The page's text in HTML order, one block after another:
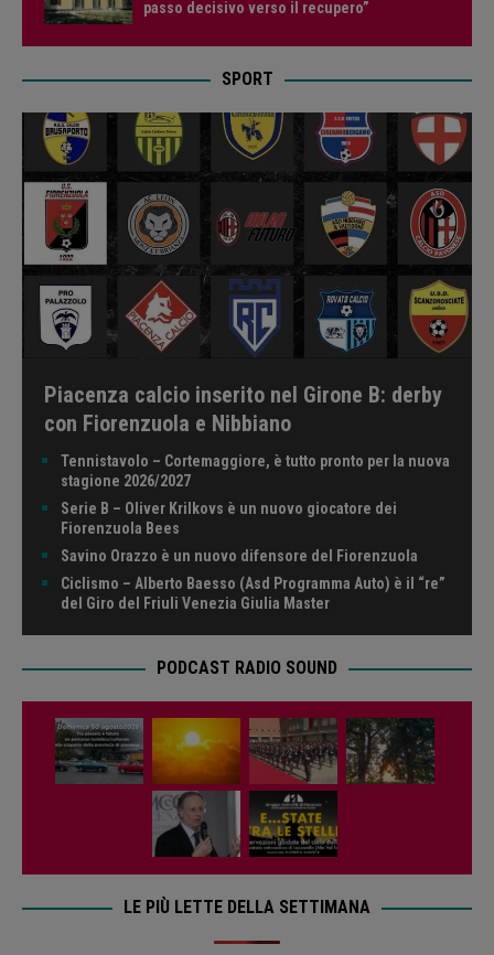
passo decisivo verso il recupero”
SPORT
Piacenza calcio inserito nel Girone B: derby
con Fiorenzuola e Nibbiano
Tennistavolo – Cortemaggiore, è tutto pronto per la nuova
stagione 2026/2027
Serie B – Oliver Krilkovs è un nuovo giocatore dei
Fiorenzuola Bees
Savino Orazzo è un nuovo difensore del Fiorenzuola
Ciclismo – Alberto Baesso (Asd Programma Auto) è il “re”
del Giro del Friuli Venezia Giulia Master
PODCAST RADIO SOUND
LE PIÙ LETTE DELLA SETTIMANA